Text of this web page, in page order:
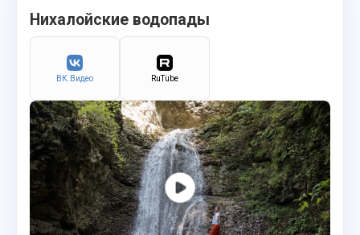
Нихалойские водопады
ВК.Видео RuTube